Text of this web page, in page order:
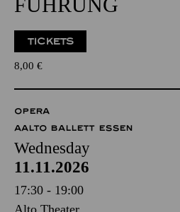
TICKETS
8,00 €
OPERA
AALTO BALLETT ESSEN
Wednesday
11.11.2026
17:30 - 19:00
Alto Theater